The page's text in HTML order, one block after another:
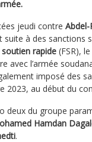
jeudi contre Abdel-
suite à des sanctions
rapide (FSR),
avec l’armée
imposé des
2023, au début du
deux du groupe
Hamdan
.